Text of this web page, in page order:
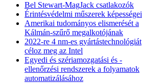
Bel Stewart-MagJack csatlakozók
Érintésvédelmi műszerek képességei
Amerikai tudományos elismerését a
Kálmán-szűrő megalkotójának
2022-re 4 nm-es gyártástechnológiát
céloz meg az Intel
Egyedi és szériamozgatási és -
ellenőrzési rendszerek a folyamatok
automatizálásához